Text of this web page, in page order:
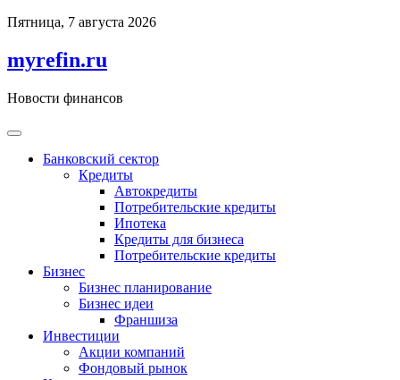
Перейти
содержимому
Пятница, 7 августа 2026
myrefin.ru
Новости финансов
Банковский сектор
Кредиты
Автокредиты
Потребительские кредиты
Ипотека
Кредиты для бизнеса
Потребительские кредиты
Бизнес
Бизнес планирование
Бизнес идеи
Франшиза
Инвестиции
Акции компаний
Фондовый рынок